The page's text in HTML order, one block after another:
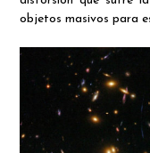
objetos masivos para